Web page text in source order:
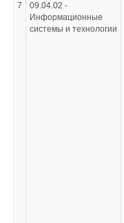
7
09.04.02 -
Информационные
системы и технологии